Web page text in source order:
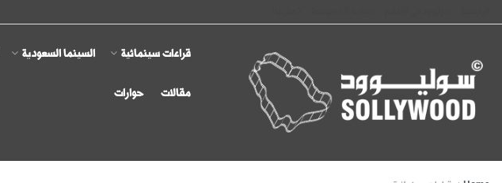
قراءات سينمائية السينما السعودية
مقالات حوارات